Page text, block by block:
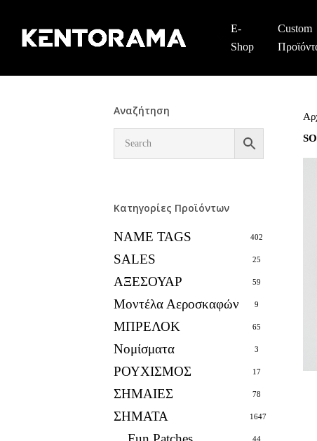
main
E-
Shop
Custom
Αναζήτηση
Κατηγορίες Προϊόντων
NAME TAGS 402
SALES 25
ΑΞΕΣΟΥΑΡ 59
Μοντέλα Αεροσκαφών 9
ΜΠΡΕΛΟΚ 65
Νομίσματα 3
ΡΟΥΧΙΣΜΟΣ 17
ΣΗΜΑΙΕΣ 78
ΣΗΜΑΤΑ 1647
44